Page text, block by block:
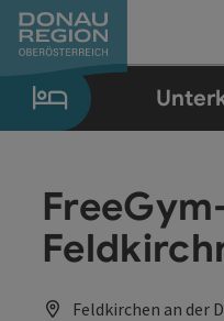
Zum Inhalt
Zur Navigation
Zum Seitenanfang
Zur Kontaktseite
Zum Impressum
Zur Startseite
Feldkirchen an der